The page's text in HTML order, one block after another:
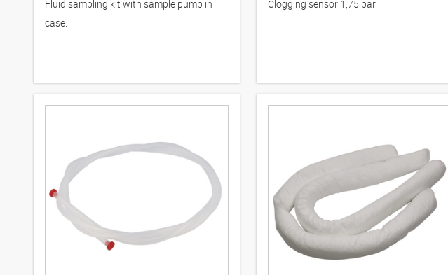
Fluid sampling kit with sample pump in
case.
Clogging sensor 1,75 bar